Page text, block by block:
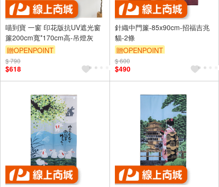
喵到寶 一窗 印花版抗UV遮光窗
簾200cm寬*170cm高-吊燈灰
贈OPENPOINT
$ 790
$618
針織中門簾-85x90cm-招福吉兆
貓-2條
贈OPENPOINT
$ 600
$490